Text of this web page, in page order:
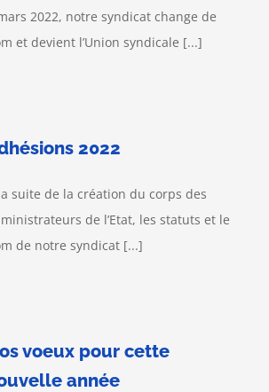
2022, notre syndicat change de
et devient l’Union syndicale [...]
2022
suite de la création du corps des
de l’Etat, les statuts et le
de notre syndicat [...]
voeux pour cette
année